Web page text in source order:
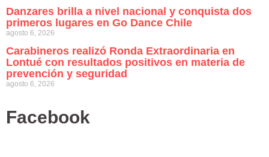
Danzares brilla a nivel nacional y conquista dos
primeros lugares en Go Dance Chile
agosto 6, 2026
Carabineros realizó Ronda Extraordinaria en
Lontué con resultados positivos en materia de
prevención y seguridad
agosto 6, 2026
Facebook